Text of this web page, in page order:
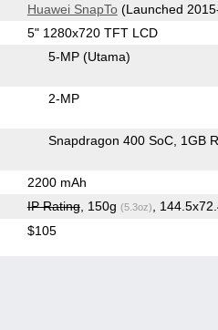
Huawei SnapTo(Launched
5" 1280x720 TFT LCD
5-MP (Utama)
2-MP
Snapdragon 400 SoC 1GB
2200 mAh
IP Rating, 150g (5.3oz) ,
$105